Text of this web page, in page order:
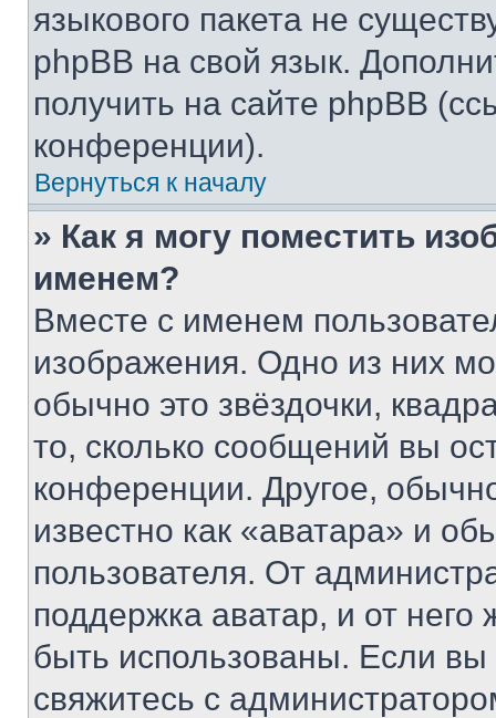
языкового пакета не
phpBB на свой язык.
получить на сайте phpBB
конференции).
Вернуться к началу
» Как я могу поместить
именем?
Вместе с именем
изображения. Одно из них
обычно это звёздочки,
то, сколько сообщений вы
конференции. Другое,
известно как «аватара» и
пользователя. От
поддержка аватар, и от него
быть использованы. Если
свяжитесь с